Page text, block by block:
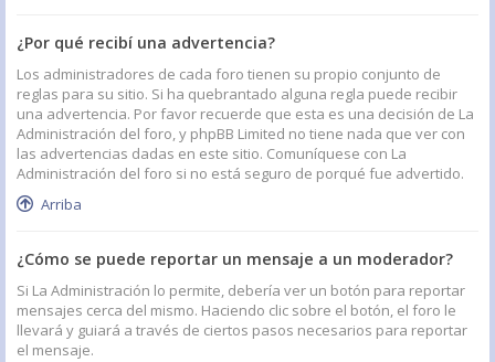
¿Por qué recibí una advertencia?
Los administradores de cada foro tienen su propio conjunto de
reglas para su sitio. Si ha quebrantado alguna regla puede recibir
una advertencia. Por favor recuerde que esta es una decisión de La
Administración del foro, y phpBB Limited no tiene nada que ver con
las advertencias dadas en este sitio. Comuníquese con La
Administración del foro si no está seguro de porqué fue advertido.
Arriba
¿Cómo se puede reportar un mensaje a un moderador?
Si La Administración lo permite, debería ver un botón para reportar
mensajes cerca del mismo. Haciendo clic sobre el botón, el foro le
llevará y guiará a través de ciertos pasos necesarios para reportar
el mensaje.